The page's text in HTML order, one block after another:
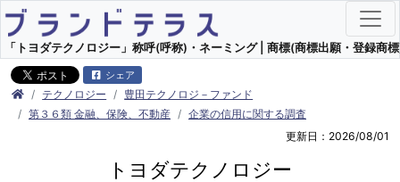
「トヨダテクノロジー」称呼(呼称)・ネーミング | 商標(商標出願・登録商
シェア
テクノロジー
豊田テクノロジ－ファンド
第３６類 金融、保険、不動産
企業の信用に関する調査
更新日：2026/08/01
トヨダテクノロジー